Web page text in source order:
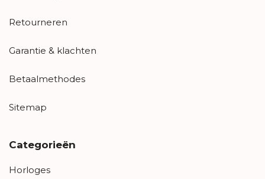
Retourneren
Garantie & klachten
Betaalmethodes
Sitemap
Categorieën
Horloges